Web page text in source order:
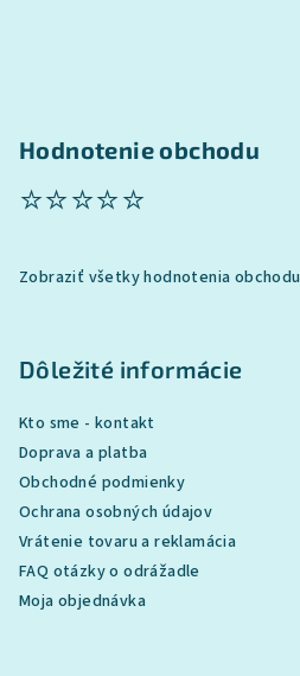
Hodnotenie obchodu
⭐⭐⭐⭐⭐
Zobraziť všetky hodnotenia obchodu
Dôležité informácie
Kto sme - kontakt
Doprava a platba
Obchodné podmienky
Ochrana osobných údajov
Vrátenie tovaru a reklamácia
FAQ otázky o odrážadle
Moja objednávka